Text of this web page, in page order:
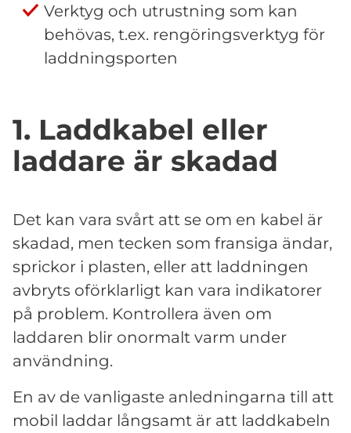
Verktyg och utrustning som kan
behövas, t.ex. rengöringsverktyg för
laddningsporten
1. Laddkabel eller
laddare är skadad
Det kan vara svårt att se om en kabel är
skadad, men tecken som fransiga ändar,
sprickor i plasten, eller att laddningen
avbryts oförklarligt kan vara indikatorer
på problem. Kontrollera även om
laddaren blir onormalt varm under
användning.
En av de vanligaste anledningarna till att
mobil laddar långsamt är att laddkabeln